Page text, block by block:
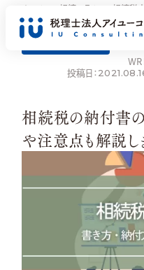
選ばれる理由
相続発生後
ご依頼の流れ
ホーム 相続コラム 相続税
は？納付方法や注意点も解説し
投稿日：
相続税の納付書
や注意点も解説し